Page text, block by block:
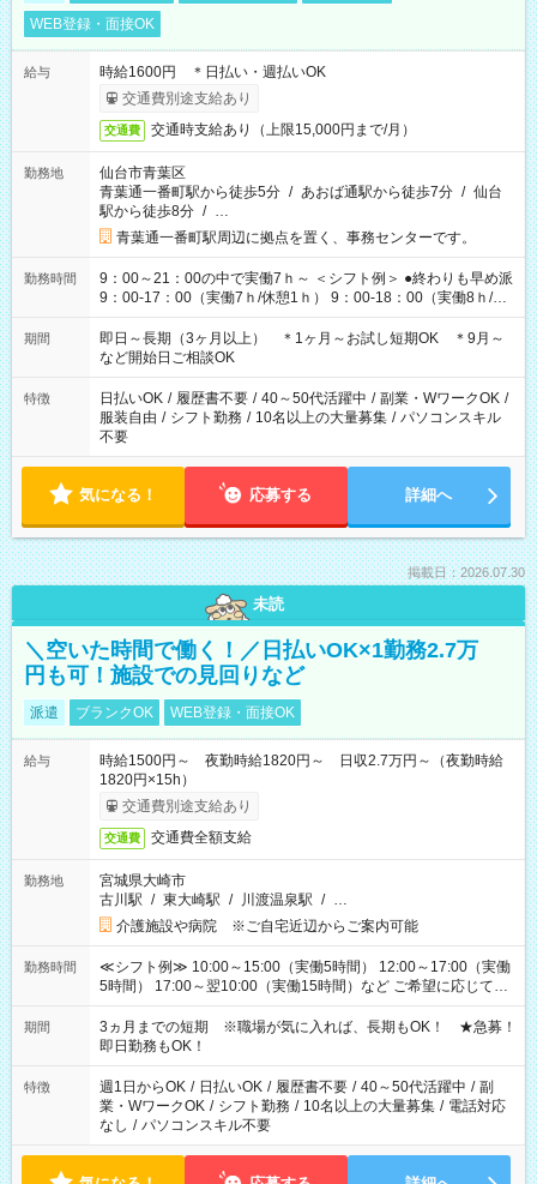
WEB登録・面接OK
給与
時給1600円 ＊日払い・週払いOK
交通費別途支給あり
交通費 交通時支給あり（上限15,000円まで/月）
勤務地
仙台市青葉区
青葉通一番町駅から徒歩5分 / あおば通駅から徒歩7分 / 仙台
駅から徒歩8分 / …
青葉通一番町駅周辺に拠点を置く、事務センターです。
勤務時間
9：00～21：00の中で実働7ｈ～ ＜シフト例＞ ●終わりも早め派
9：00-17：00（実働7ｈ/休憩1ｈ） 9：00-18：00（実働8ｈ/休
憩1ｈ） 10：00-19：00（実働8ｈ/休憩1ｈ） ●朝ゆっくり派
11：00-20：00（実働8ｈ/休憩1ｈ） 12：00-20：00（実働7ｈ/
休憩1ｈ） 12：00-21：00（実働8ｈ/休憩1ｈ） 13：00-22：
00（実働8ｈ/休憩1ｈ） ＊時間帯固定OK
期間
即日～長期（3ヶ月以上） ＊1ヶ月～お試し短期OK ＊9月～
など開始日ご相談OK
特徴 日払いOK / 履歴書不要 / 40～50代活躍中 / 副業・WワークOK /
服装自由 / シフト勤務 / 10名以上の大量募集 / パソコンスキル
不要
気になる！ 応募する 詳細へ
掲載日：2026.07.30
未読
＼空いた時間で働く！／日払いOK×1勤務2.7万
円も可！施設での見回りなど
派遣 ブランクOK WEB登録・面接OK
給与
時給1500円～ 夜勤時給1820円～ 日収2.7万円～（夜勤時給
1820円×15h）
交通費別途支給あり
交通費 交通費全額支給
勤務地
宮城県大崎市
古川駅 / 東大崎駅 / 川渡温泉駅 / …
介護施設や病院 ※ご自宅近辺からご案内可能
勤務時間
≪シフト例≫ 10:00～15:00（実働5時間） 12:00～17:00（実働
5時間） 17:00～翌10:00（実働15時間）など ご希望に応じて、
働く時間は調整できます！ お気軽に担当へ相談ください！
期間
3ヵ月までの短期 ※職場が気に入れば、長期もOK！ ★急募！
即日勤務もOK！
特徴 週1日からOK / 日払いOK / 履歴書不要 / 40～50代活躍中 / 副
業・WワークOK / シフト勤務 / 10名以上の大量募集 / 電話対応
なし / パソコンスキル不要